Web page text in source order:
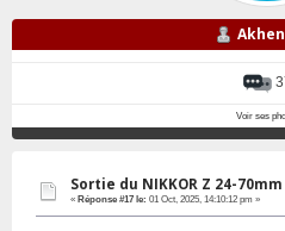
Voir ses
Sortie du NIKKOR Z 24-
« Réponse #17 le: 01 Oct, 2025, 14:10:12 pm »